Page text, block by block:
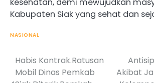
Kabupaten Siak yang sehat dan
NASIONAL
Post
Habis Kontrak.Ratusan
Mobil Dinas Pemkab
Akibat